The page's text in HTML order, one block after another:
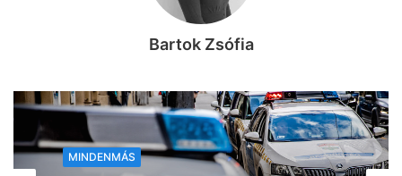
Bartok Zsófia
MINDENMÁS